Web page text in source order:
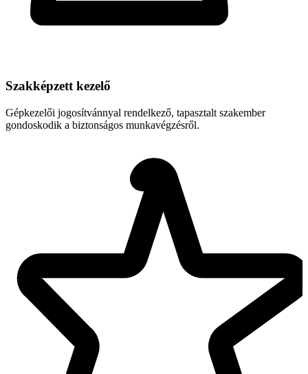
Szakképzett kezelő
Gépkezelői jogosítvánnyal rendelkező, tapasztalt szakember
gondoskodik a biztonságos munkavégzésről.